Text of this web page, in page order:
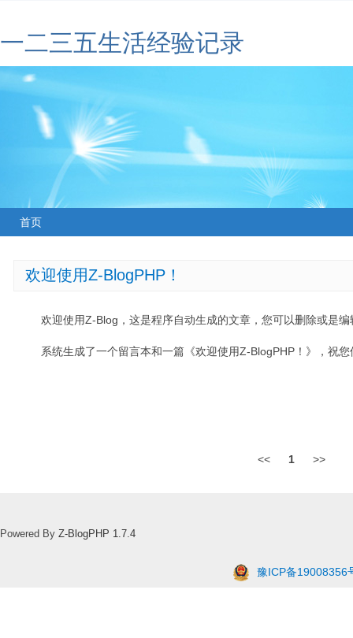
一二三五生活经验记录
首页
欢迎使用Z-BlogPHP！
欢迎使用Z-Blog，这是程序自动生成的文章，您可以删除或是编
系统生成了一个留言本和一篇《欢迎使用Z-BlogPHP！》，祝
<< 1 >>
Powered By Z-BlogPHP 1.7.4
豫ICP备19008356